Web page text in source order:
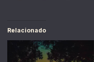
Relacionado